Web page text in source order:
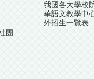
團
我國各大學校
華語文教學中
外招生一覽表